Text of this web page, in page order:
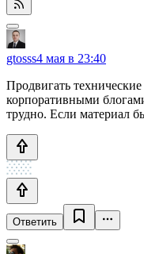
gtosss4 мая в 23:40
Продвигать
корпоративными
трудно. Если материал
Ответить